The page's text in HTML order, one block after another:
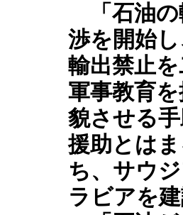
「石油の
渉を開始
輸出禁止
軍事教育
貌させる
援助とは
ち、サウ
ラビアを